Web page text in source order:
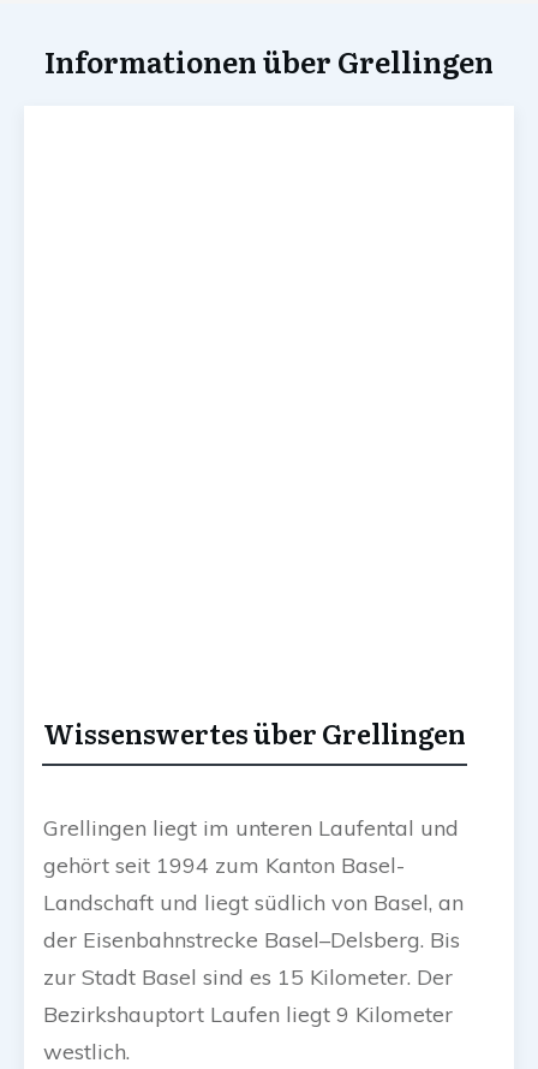
Informationen über Grellingen
Wissenswertes über Grellingen
Grellingen liegt im unteren Laufental und
gehört seit 1994 zum Kanton Basel-
Landschaft und liegt südlich von Basel, an
der Eisenbahnstrecke Basel–Delsberg. Bis
zur Stadt Basel sind es 15 Kilometer. Der
Bezirkshauptort Laufen liegt 9 Kilometer
westlich.